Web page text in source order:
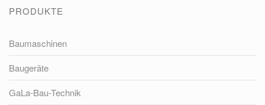
PRODUKTE
Baumaschinen
Baugeräte
GaLa-Bau-Technik